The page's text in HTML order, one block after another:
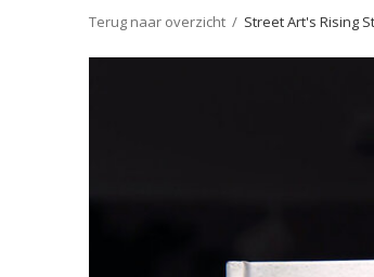
Terug naar overzicht Street Art's Rising